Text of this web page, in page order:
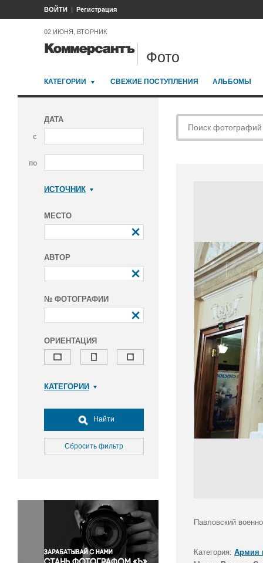
ВОЙТИ Регистрация
02 ИЮНЯ, ВТОРНИК
Фото
КАТЕГОРИИ СВЕЖИЕ ПОСТУПЛЕНИЯ АЛЬБОМЫ
ДАТА
с
по
ИСТОЧНИК
МЕСТО
АВТОР
№ ФОТОГРАФИИ
ОРИЕНТАЦИЯ
КАТЕГОРИИ
Досуг, туризм и отдых
Культура
Медицина
Окружающая среда
Политика
Правосудие
Происшествия и конфликты
Найти
Сбросить фильтр
Павловский
Категория: Армия